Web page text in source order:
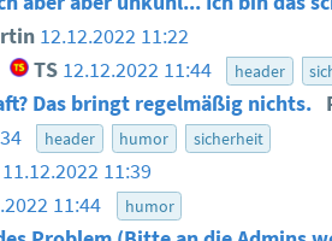
12.12.2022 11:22
TS 12.12.2022 11:44 header
Das bringt regelmäßig nichts.
header humor sicherheit
11.12.2022 11:39
11:44 humor